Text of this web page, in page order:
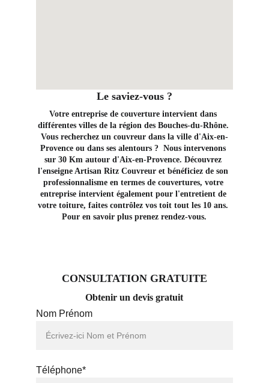
Nom Prénom
Téléphone*
Le saviez-vous ?
Votre entreprise de couverture intervient dans
différentes villes de la région des Bouches-du-Rhône.
Vous recherchez un couvreur dans la ville d'Aix-en-
Provence ou dans ses alentours ?  Nous intervenons
sur 30 Km autour d'Aix-en-Provence. Découvrez
l'enseigne Artisan Ritz Couvreur et bénéficiez de son
professionnalisme en termes de couvertures, votre
entreprise intervient également pour l'entretient de
votre toiture, faites contrôlez vos toit tout les 10 ans.
Pour en savoir plus prenez rendez-vous.
CONSULTATION GRATUITE
Obtenir un devis gratuit